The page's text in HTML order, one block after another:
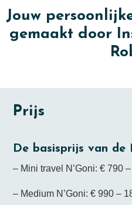
Jouw
gemaakt door
Prijs
De basisprijs van de
– Mini travel N’Goni: € 790
– Medium N’Goni: € 990 –